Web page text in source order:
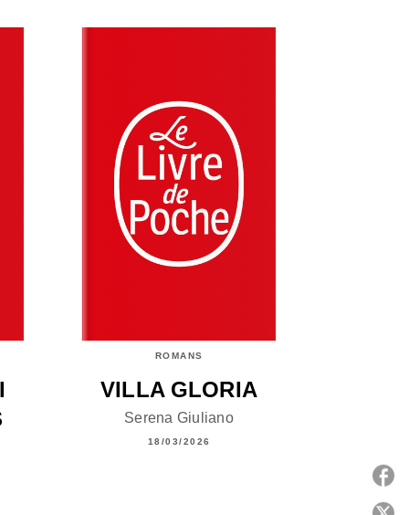
ROMANS
VILLA GLORIA
Serena Giuliano
18/03/2026